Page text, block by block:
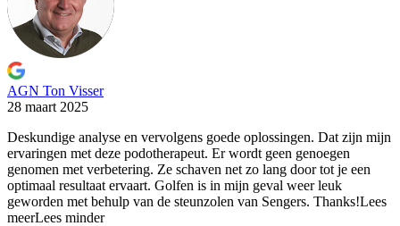
AGN Ton Visser
28 maart 2025
Deskundige analyse en vervolgens goede oplossingen. Dat zijn mijn
ervaringen met deze podotherapeut. Er wordt geen genoegen
genomen met verbetering. Ze schaven net zo lang door tot je een
optimaal resultaat ervaart. Golfen is in mijn geval weer leuk
geworden met behulp van de steunzolen van Sengers. Thanks!Lees
meerLees minder